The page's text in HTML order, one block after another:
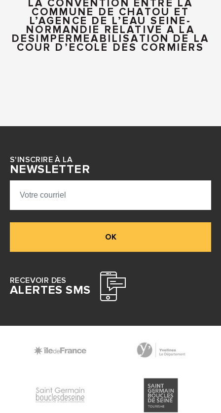
LA CONVENTION ENTRE LA
COMMUNE DE CHATOU ET
L’AGENCE DE L’EAU SEINE-
NORMANDIE RELATIVE A LA
DESIMPERMEABILISATION DE LA
COUR D’ECOLE DES CORMIERS
S'INSCRIRE À LA
NEWSLETTER
OK
RECEVOIR DES
ALERTES SMS